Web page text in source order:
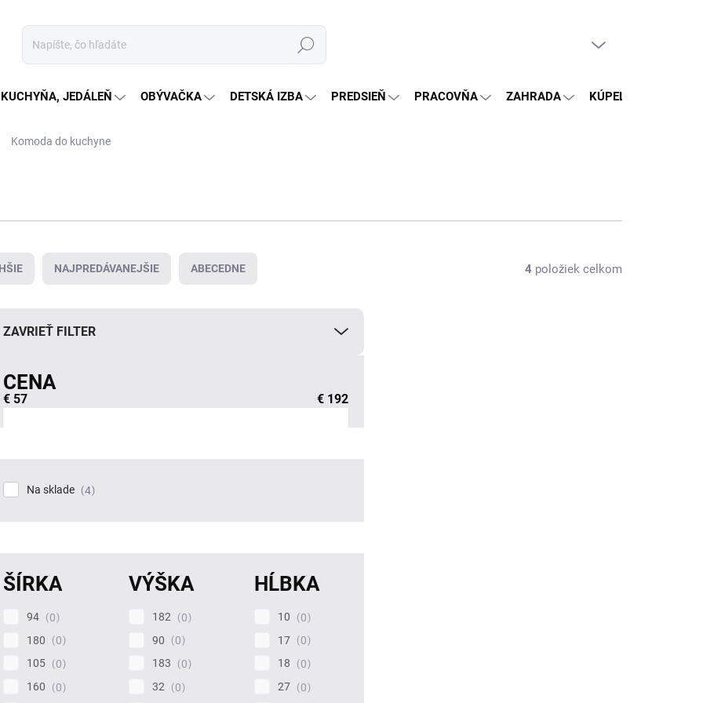
Hľadať
KUCHYŇA, JEDÁLEŇ OBÝVAČKA DETSKÁ IZBA PREDSIEŇ PRACOVŇA ZAHRADA KÚPEĽŇA
Komoda do kuchyne
NAJPREDÁVANEJŠIE ABECEDNE 4 položiek celkom
ZAVRIEŤ FILTER
CENA
€ 57 € 192
Na sklade 4
ŠÍRKA
94
0
180
0
105
0
160
0
VÝŠKA
182
0
90
0
183
0
32
0
HĹBKA
10
0
17
0
18
0
27
0